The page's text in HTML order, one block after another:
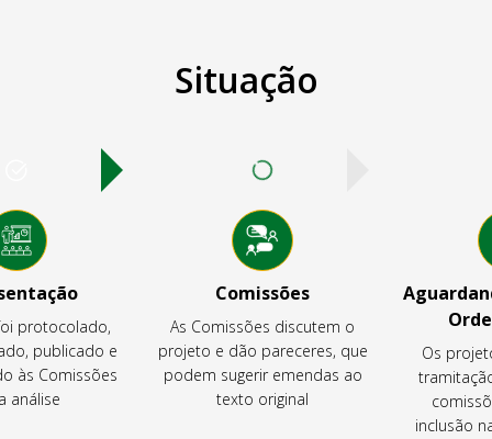
Situação
protocolado,
publicado e
às Comissões
análise
Comissões
As Comissões discutem o
projeto e dão pareceres, que
podem sugerir emendas ao
texto original
Os
inclusão